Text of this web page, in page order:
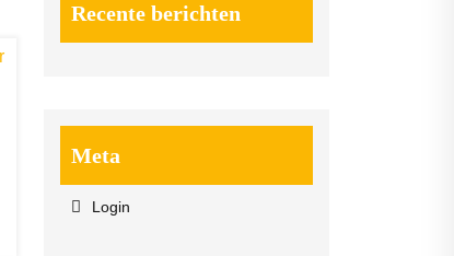
Recente berichten
Meta
Login